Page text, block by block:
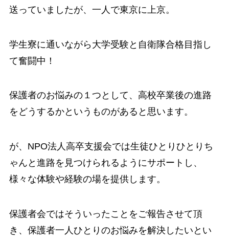
送っていましたが、一人で東京に上京。
学生寮に通いながら大学受験と自衛隊合格目指し
て奮闘中！
保護者のお悩みの１つとして、高校卒業後の進路
をどうするかというものがあると思います。
が、NPO法人高卒支援会では生徒ひとりひとりち
ゃんと進路を見つけられるようにサポートし、
様々な体験や経験の場を提供します。
保護者会ではそういったことをご報告させて頂
き、保護者一人ひとりのお悩みを解決したいとい